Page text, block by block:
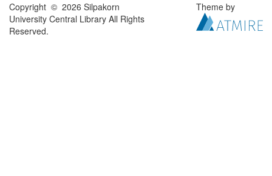
Copyright © 2026 Silpakorn
University Central Library All Rights
Reserved.
Theme by